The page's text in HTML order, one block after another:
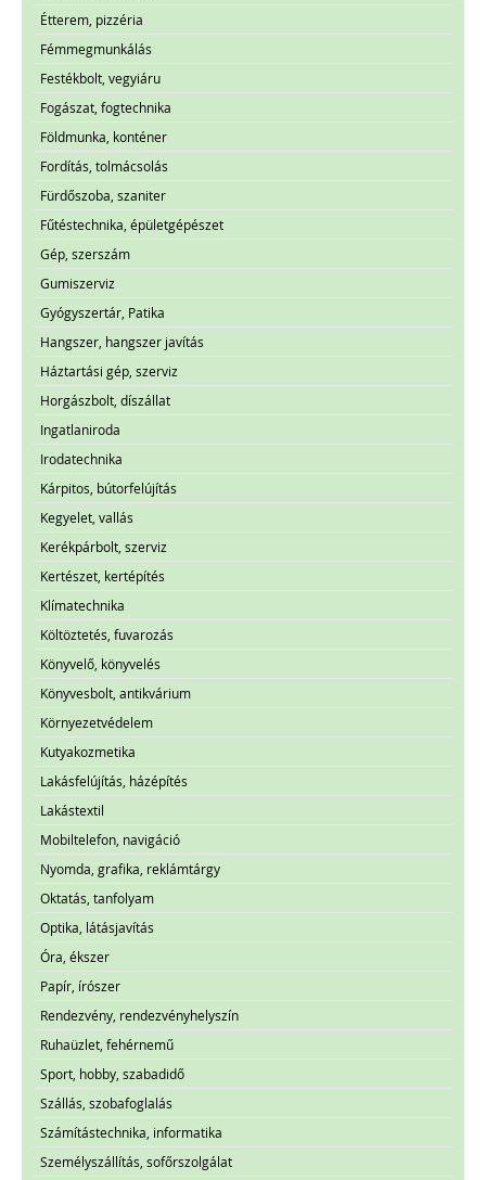
Étterem, pizzéria
Fémmegmunkálás
Festékbolt, vegyiáru
Fogászat, fogtechnika
Földmunka, konténer
Fordítás, tolmácsolás
Fürdőszoba, szaniter
Fűtéstechnika, épületgépészet
Gép, szerszám
Gumiszerviz
Gyógyszertár, Patika
Hangszer, hangszer javítás
Háztartási gép, szerviz
Horgászbolt, díszállat
Ingatlaniroda
Irodatechnika
Kárpitos, bútorfelújítás
Kegyelet, vallás
Kerékpárbolt, szerviz
Kertészet, kertépítés
Klímatechnika
Költöztetés, fuvarozás
Könyvelő, könyvelés
Könyvesbolt, antikvárium
Környezetvédelem
Kutyakozmetika
Lakásfelújítás, házépítés
Lakástextil
Mobiltelefon, navigáció
Nyomda, grafika, reklámtárgy
Oktatás, tanfolyam
Optika, látásjavítás
Óra, ékszer
Papír, írószer
Rendezvény, rendezvényhelyszín
Ruhaüzlet, fehérnemű
Sport, hobby, szabadidő
Szállás, szobafoglalás
Számítástechnika, informatika
Személyszállítás, sofőrszolgálat